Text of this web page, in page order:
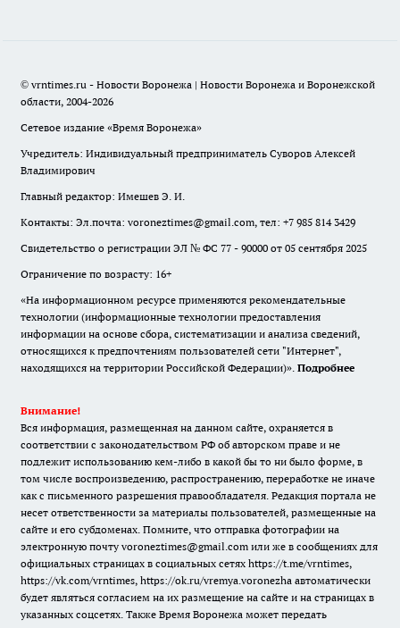
© vrntimes.ru - Новости Воронежа | Новости Воронежа и Воронежской
области, 2004-2026
Сетевое издание «Время Воронежа»
Учредитель: Индивидуальный предприниматель Суворов Алексей
Владимирович
Главный редактор: Имешев Э. И.
Контакты: Эл.почта: voroneztimes@gmail.com, тел: +7 985 814 3429
Свидетельство о регистрации ЭЛ № ФС 77 - 90000 от 05 сентября 2025
Ограничение по возрасту: 16+
«На информационном ресурсе применяются рекомендательные
технологии (информационные технологии предоставления
информации на основе сбора, систематизации и анализа сведений,
относящихся к предпочтениям пользователей сети "Интернет",
находящихся на территории Российской Федерации)». Подробнее
Внимание!
Вся информация, размещенная на данном сайте, охраняется в
соответствии с законодательством РФ об авторском праве и не
подлежит использованию кем-либо в какой бы то ни было форме, в
том числе воспроизведению, распространению, переработке не иначе
как с письменного разрешения правообладателя. Редакция портала не
несет ответственности за материалы пользователей, размещенные на
сайте и его субдоменах. Помните, что отправка фотографии на
электронную почту voroneztimes@gmail.com или же в сообщениях для
официальных страницах в социальных сетях https://t.me/vrntimes,
https://vk.com/vrntimes, https://ok.ru/vremya.voronezha автоматически
будет являться согласием на их размещение на сайте и на страницах в
указанных соцсетях. Также Время Воронежа может передать